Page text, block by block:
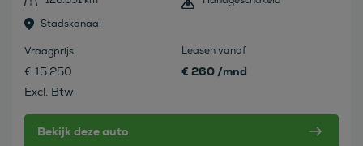
Stadskanaal
Vraagprijs
€ 15.250
Excl. Btw
Leasen vanaf
€ 260 /mnd
Bekijk deze auto